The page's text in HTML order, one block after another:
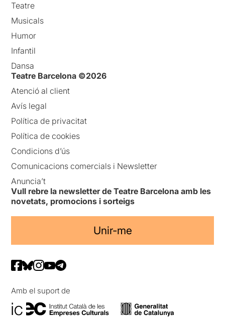
Teatre
Musicals
Humor
Infantil
Dansa
Teatre Barcelona ©2026
Atenció al client
Avís legal
Política de privacitat
Política de cookies
Condicions d’ús
Comunicacions comercials i Newsletter
Anuncia’t
Vull rebre la newsletter de Teatre Barcelona amb les
novetats, promocions i sorteigs
Unir-me
Amb el suport de